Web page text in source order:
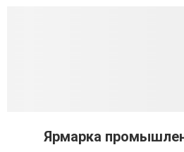
Ярмарка